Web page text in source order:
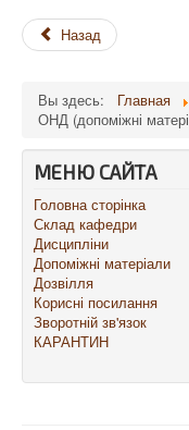
Назад
Вы здесь: Главная
ОНД (допоміжні
МЕНЮ САЙТА
Головна сторінка
Склад кафедри
Дисципліни
Допоміжні матеріали
Дозвілля
Корисні посилання
Зворотній зв'язок
КАРАНТИН